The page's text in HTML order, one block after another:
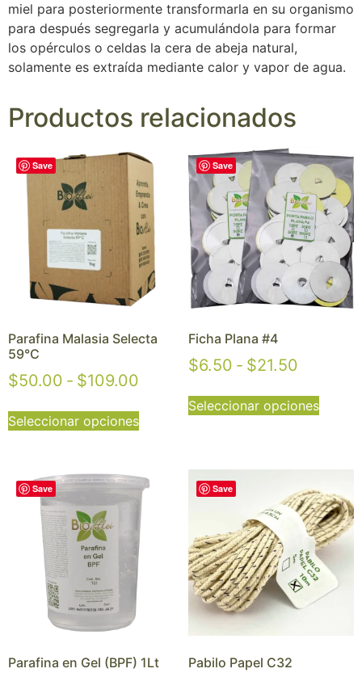
miel para posteriormente transformarla en su organismo
para después segregarla y acumulándola para formar
los opérculos o celdas la cera de abeja natural,
solamente es extraída mediante calor y vapor de agua.
Productos relacionados
Save
Parafina Malasia Selecta
59°C
$50.00 - $109.00
Seleccionar opciones
Save
Ficha Plana #4
$6.50 - $21.50
Seleccionar opciones
Save
Parafina en Gel (BPF) 1Lt
Save
Pabilo Papel C32